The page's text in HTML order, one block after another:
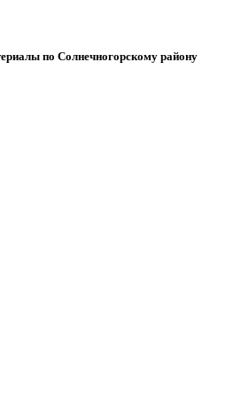
по Солнечногорскому району